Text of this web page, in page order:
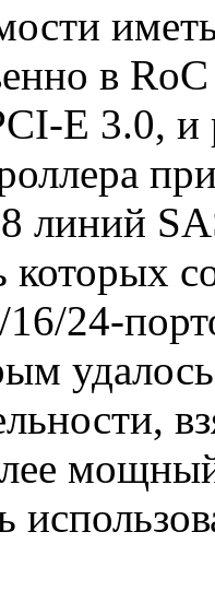
в
E 3.0, и
линий
которых
16/24-
мощный